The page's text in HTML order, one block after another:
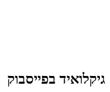
גיקלואיד בפייסבוק